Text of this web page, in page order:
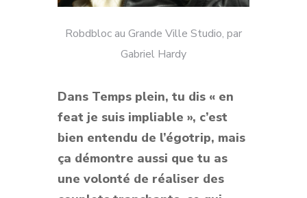
Robdbloc au Grande Ville Studio, par
Gabriel Hardy
Dans Temps plein, tu dis « en
feat je suis impliable », c’est
bien entendu de l’égotrip, mais
ça démontre aussi que tu as
une volonté de réaliser des